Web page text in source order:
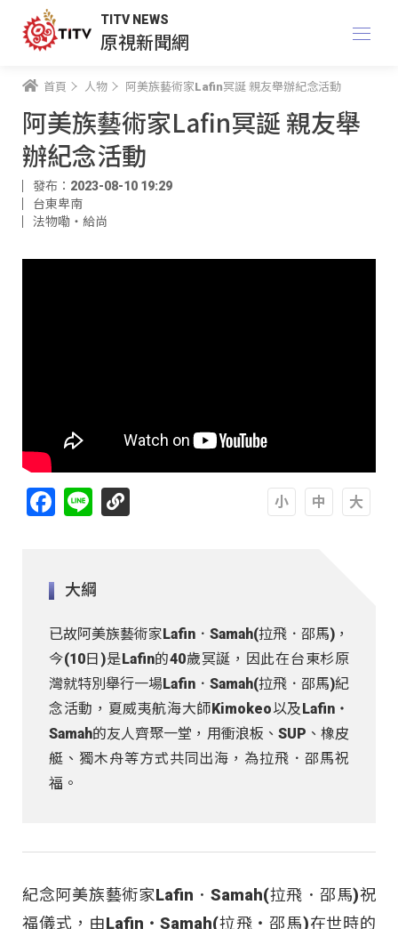
TITV NEWS
原視新聞網
首頁 人物 阿美族藝術家Lafin冥誕 親友舉辦紀念活動
阿美族藝術家Lafin冥誕 親友舉
辦紀念活動
發布：2023-08-10 19:29
台東卑南
法物嘞‧給尚
Facebook
Line
大綱
已故阿美族藝術家Lafin．Samah(拉飛．邵馬)，
今(10日)是Lafin的40歲冥誕，因此在台東杉原
灣就特別舉行一場Lafin．Samah(拉飛．邵馬)紀
念活動，夏威夷航海大師Kimokeo以及Lafin‧
Samah的友人齊聚一堂，用衝浪板、SUP、橡皮
艇、獨木舟等方式共同出海，為拉飛．邵馬祝
福。
紀念阿美族藝術家Lafin．Samah(拉飛．邵馬)祝
福儀式，由Lafin‧Samah(拉飛‧邵馬)在世時的